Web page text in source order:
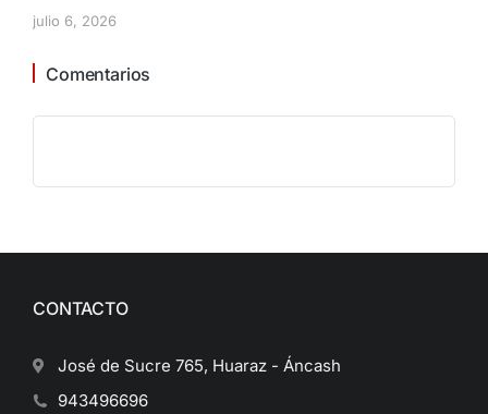
julio 6, 2026
Comentarios
CONTACTO
José de Sucre 765, Huaraz - Áncash
943496696